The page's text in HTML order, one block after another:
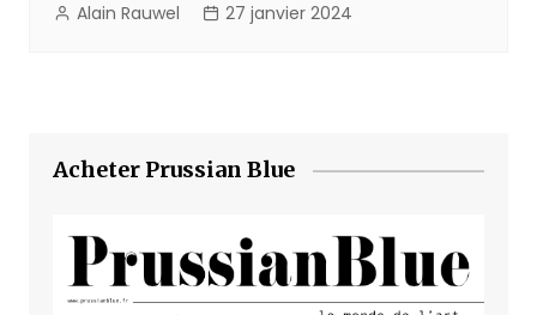
Alain Rauwel 27 janvier 2024
Acheter Prussian Blue